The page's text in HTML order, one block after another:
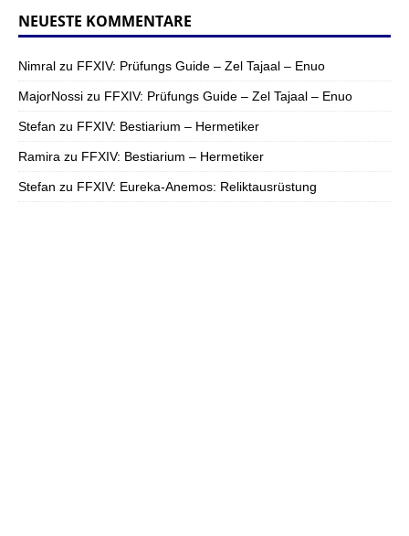
NEUESTE KOMMENTARE
Nimral zu FFXIV: Prüfungs Guide – Zel Tajaal – Enuo
MajorNossi zu FFXIV: Prüfungs Guide – Zel Tajaal – Enuo
Stefan zu FFXIV: Bestiarium – Hermetiker
Ramira zu FFXIV: Bestiarium – Hermetiker
Stefan zu FFXIV: Eureka-Anemos: Reliktausrüstung